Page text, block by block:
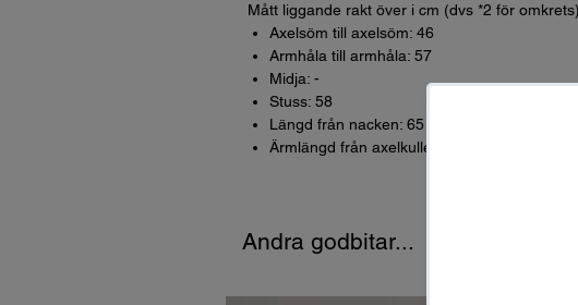
Mått liggande rakt över i cm (dvs *2 för
Axelsöm till axelsöm: 46
Armhåla till armhåla: 57
Midja: -
Stuss: 58
Längd från nacken: 65
Ärmlängd från axelkullen: 62
Andra godbitar...